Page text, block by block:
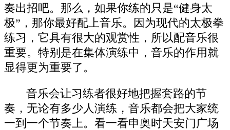
奏出招吧。那么，如果你练的只是“健身太
极”，那你最好配上音乐。因为现代的太极拳
练习，它具有很大的观赏性，所以配音乐很
重要。特别是在集体演练中，音乐的作用就
显得更为重要了。
音乐会让习练者很好地把握套路的节
奏，无论有多少人演练，音乐都会把大家统
一到一个节奏上。看一看申奥时天安门广场